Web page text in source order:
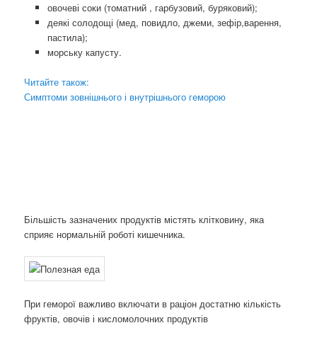
овочеві соки (томатний , гарбузовий, буряковий);
деякі солодощі (мед, повидло, джеми, зефір,варення,
пастила);
морську капусту.
Читайте також:
Симптоми зовнішнього і внутрішнього геморою
Більшість зазначених продуктів містять клітковину, яка
сприяє нормальній роботі кишечника.
При геморої важливо включати в раціон достатню кількість
фруктів, овочів і кисломолочних продуктів